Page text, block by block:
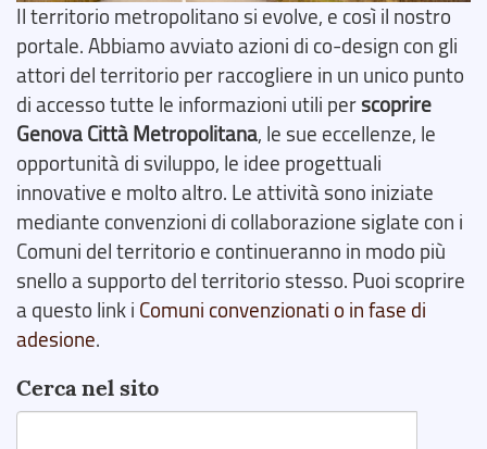
Il territorio metropolitano si evolve, e così il nostro
portale. Abbiamo avviato azioni di co-design con gli
attori del territorio per raccogliere in un unico punto
di accesso tutte le informazioni utili perscoprire
Genova Città Metropolitana, le sue eccellenze, le
opportunità di sviluppo, le idee progettuali
innovative e molto altro. Le attività sono iniziate
mediante convenzioni di collaborazione siglate con i
Comuni del territorio e continueranno in modo più
snello a supporto del territorio stesso. Puoi scoprire
a questo link i Comuni convenzionati o in fase di
adesione.
Cerca nel sito